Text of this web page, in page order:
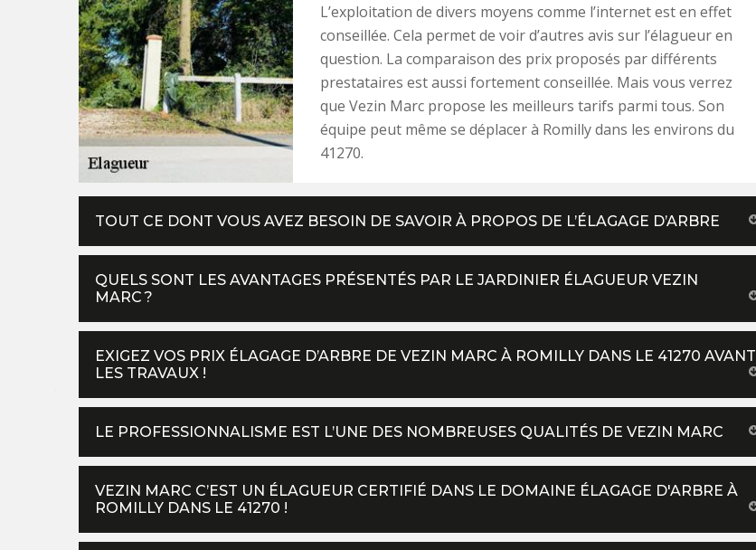
L’exploitation de divers moyens comme l’internet est en effet
conseillée. Cela permet de voir d’autres avis sur l’élagueur en
question. La comparaison des prix proposés par différents
prestataires est aussi fortement conseillée. Mais vous verrez
que Vezin Marc propose les meilleurs tarifs parmi tous. Son
équipe peut même se déplacer à Romilly dans les environs du
41270.
TOUT CE DONT VOUS AVEZ BESOIN DE SAVOIR À PROPOS DE L’ÉLAGAGE D’ARBRE
QUELS SONT LES AVANTAGES PRÉSENTÉS PAR LE JARDINIER ÉLAGUEUR VEZIN
MARC ?
EXIGEZ VOS PRIX ÉLAGAGE D’ARBRE DE VEZIN MARC À ROMILLY DANS LE 41270 AVANT
LES TRAVAUX !
LE PROFESSIONNALISME EST L’UNE DES NOMBREUSES QUALITÉS DE VEZIN MARC
VEZIN MARC C’EST UN ÉLAGUEUR CERTIFIÉ DANS LE DOMAINE ÉLAGAGE D'ARBRE À
ROMILLY DANS LE 41270 !